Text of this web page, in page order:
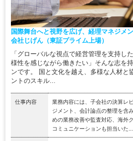
国際舞台へと視野を広げ、経理マネジメ
会社じげん（東証プライム上場）
「グローバルな視点で経営管理を支持し
様性を感じながら働きたい」そんな志を
ンです。 国と文化を越え、多様な人材と
ントのスキル...
仕事内容
業務内容には、子会社の決算レ
ジメント、会計論点の整理を含
めの業務改善や監査対応、海外
コミュニケーションも担当いた...